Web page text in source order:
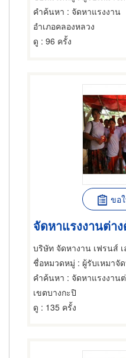
คำค้นหา : จัดหาแรงงาน
อำเภอคลองหลวง
ดู : 96 ครั้ง
ขอ
จัดหาแรงงานต่า
บริษัท จัดหางาน เฟรนส์ เ
ชื่อหมวดหมู่ : ผู้รับเหมาจั
คำค้นหา : จัดหาแรงงาน
เขตบางกะปิ
ดู : 135 ครั้ง